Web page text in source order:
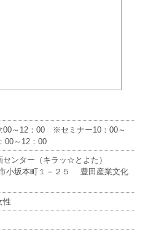
～12：00 ※セミナー10：00～
00～12：00
センター（キラッ☆とよた）
小坂本町１－２５ 豊田産業文化
性